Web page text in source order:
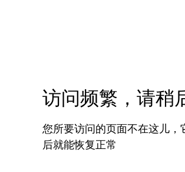
访问频繁，请稍
您所要访问的页面不在这儿
后就能恢复正常